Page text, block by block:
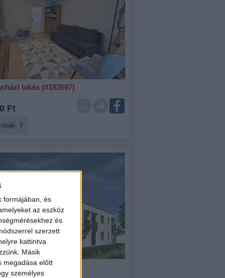
formájában, és
az eszköz
és
szerzett
kattintva
Másik
megadása előtt
személyes
lakás (#182697)
Ft
3
lakás (#182572)